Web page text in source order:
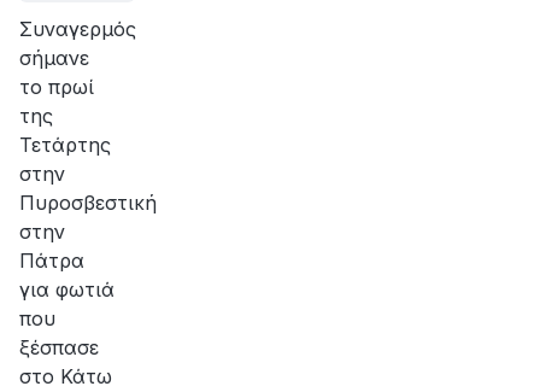
Συναγερμός
σήμανε
το πρωί
της
Τετάρτης
στην
Πυροσβεστική
στην
Πάτρα
για φωτιά
που
ξέσπασε
στο Κάτω